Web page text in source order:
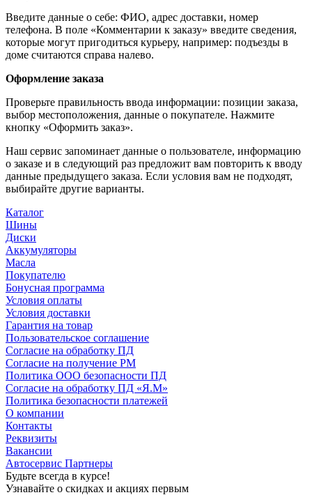
Введите данные о себе: ФИО, адрес доставки, номер
телефона. В поле «Комментарии к заказу» введите сведения,
которые могут пригодиться курьеру, например: подъезды в
доме считаются справа налево.
Оформление заказа
Проверьте правильность ввода информации: позиции заказа,
выбор местоположения, данные о покупателе. Нажмите
кнопку «Оформить заказ».
Наш сервис запоминает данные о пользователе, информацию
о заказе и в следующий раз предложит вам повторить к вводу
данные предыдущего заказа. Если условия вам не подходят,
выбирайте другие варианты.
Каталог
Шины
Диски
Аккумуляторы
Масла
Покупателю
Бонусная программа
Условия оплаты
Условия доставки
Гарантия на товар
Пользовательское соглашение
Согласие на обработку ПД
Согласие на получение РМ
Политика ООО безопасности ПД
Согласие на обработку ПД «Я.М»
Политика безопасности платежей
О компании
Контакты
Реквизиты
Вакансии
Автосервис Партнеры
Будьте всегда в курсе!
Узнавайте о скидках и акциях первым